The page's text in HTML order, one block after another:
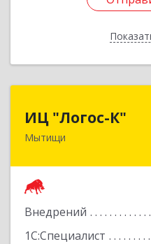
ИЦ "Логос-К"
Мытищи
Внедрений
1С:Специалист
141008,